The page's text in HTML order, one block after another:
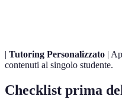
| Tutoring Personalizzato |
contenuti al singolo studente.
Checklist prima